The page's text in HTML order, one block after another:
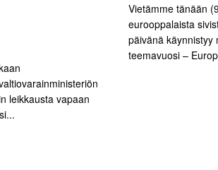
leikkausta vapaan
Vietämme tänään
eurooppalaista
päivänä käynnistyy
teemavuosi –